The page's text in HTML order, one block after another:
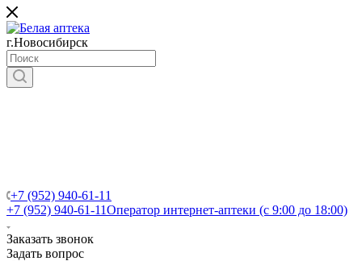
г.Новосибирск
+7 (952) 940-61-11
+7 (952) 940-61-11Оператор интернет-аптеки (с 9:00 до 18:00)
Заказать звонок
Задать вопрос